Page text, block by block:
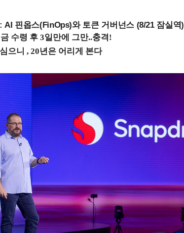
AI 핀옵스(FinOps)와 토큰 거버넌스 (8/21 잠실역)